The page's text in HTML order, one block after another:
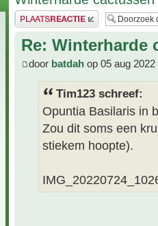
Plaats een reactie
Re: Winterharde
door batdah op 05 aug 2022
Tim123 schreef:
Opuntia Basilaris in
Zou dit soms een
stiekem hoopte).